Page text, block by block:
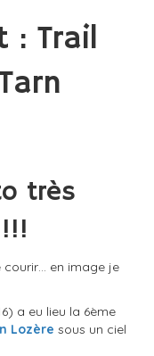
: Trail
très
courir… en image je
a eu lieu la 6ème
Lozère sous un ciel